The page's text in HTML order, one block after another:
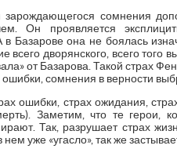
сомнения
Он проявляется
в Базарове она не боялась
всего дворянского, всего
от Базарова. Такой страх
ошибки, сомнения в верности
ошибки, страх ожидания,
Заметим, что те герои,
Так, разрушает страх
уже «угасло», так же